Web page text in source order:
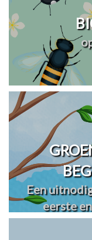
Een
eerste